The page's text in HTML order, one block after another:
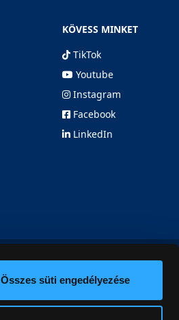
Összes süti engedélyezése
KÖVESS MINKET
TikTok
Youtube
Instagram
Facebook
LinkedIn